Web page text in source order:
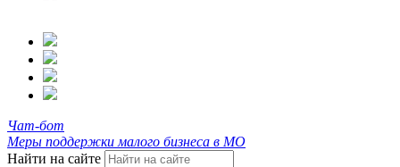
Чат-бот
Меры поддержки малого бизнеса в МО
Найти на сайте